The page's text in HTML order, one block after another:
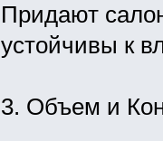
Придают
устойчивы к
3. Объем и